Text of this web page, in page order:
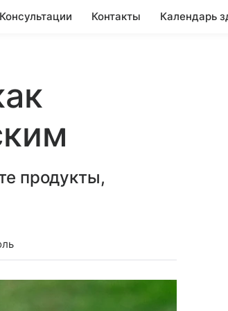
Консультации Контакты Календарь
продукты,